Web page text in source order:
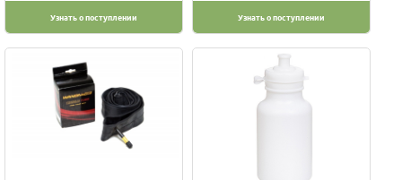
Узнать о поступлении Узнать о поступлении